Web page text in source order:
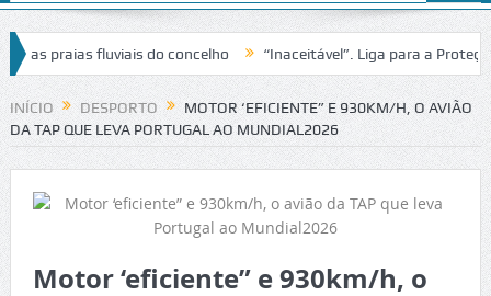
praias fluviais do concelho “Inaceitável”. Liga para a Proteção da
INÍCIO DESPORTO
MOTOR ‘EFICIENTE” E 930KM/H, O AVIÃO
DA TAP QUE LEVA PORTUGAL AO MUNDIAL2026
Motor ‘eficiente” e 930km/h, o